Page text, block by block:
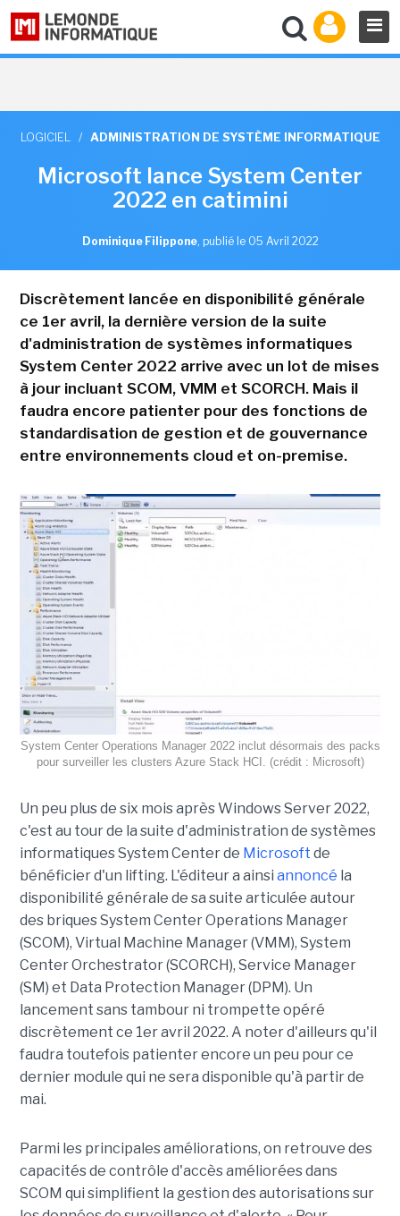
LOGICIEL / ADMINISTRATION DE SYSTÈME INFORMATIQUE
Microsoft lance System Center
2022 en catimini
Dominique Filippone, publié le 05 Avril 2022
Discrètement lancée en disponibilité générale
ce 1er avril, la dernière version de la suite
d'administration de systèmes informatiques
System Center 2022 arrive avec un lot de mises
à jour incluant SCOM, VMM et SCORCH. Mais il
faudra encore patienter pour des fonctions de
standardisation de gestion et de gouvernance
entre environnements cloud et on-premise.
System Center Operations Manager 2022 inclut désormais des packs
pour surveiller les clusters Azure Stack HCI. (crédit : Microsoft)
Un peu plus de six mois après Windows Server 2022,
c'est au tour de la suite d'administration de systèmes
informatiques System Center de Microsoft de
bénéficier d'un lifting. L'éditeur a ainsi annoncé la
disponibilité générale de sa suite articulée autour
des briques System Center Operations Manager
(SCOM), Virtual Machine Manager (VMM), System
Center Orchestrator (SCORCH), Service Manager
(SM) et Data Protection Manager (DPM). Un
lancement sans tambour ni trompette opéré
discrètement ce 1er avril 2022. A noter d'ailleurs qu'il
faudra toutefois patienter encore un peu pour ce
dernier module qui ne sera disponible qu'à partir de
mai.
Parmi les principales améliorations, on retrouve des
capacités de contrôle d'accès améliorées dans
SCOM qui simplifient la gestion des autorisations sur